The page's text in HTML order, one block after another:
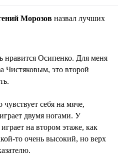
Морозовназвал лучших
нравится Осипенко. Для меня
Чистяковым, это второй
себя на мяче,
двумя ногами. У
на втором этаже, как
то очень высокий, но верх